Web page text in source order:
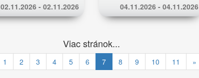
02.11.2026 - 02.11.2026 04.11.2026 - 04.11.2026
Viac stránok...
1 2 3 4 5 6 7 8 9 10 11 »